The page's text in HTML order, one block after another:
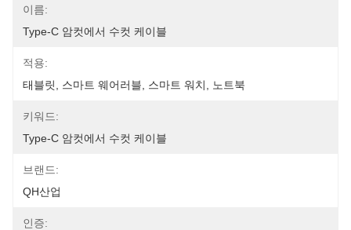
이름:
Type-C 암컷에서 수컷 케이블
적용:
태블릿, 스마트 웨어러블, 스마트 워치, 노트북
키워드:
Type-C 암컷에서 수컷 케이블
브랜드:
QH산업
인증: